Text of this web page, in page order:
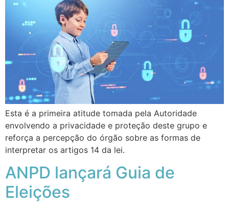
Esta é a primeira atitude tomada pela Autoridade
envolvendo a privacidade e proteção deste grupo e
reforça a percepção do órgão sobre as formas de
interpretar os artigos 14 da lei.
ANPD lançará Guia de
Eleições